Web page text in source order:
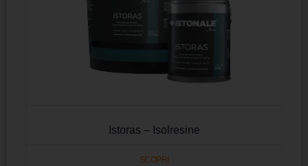
Istoras – Isolresine
SCOPRI